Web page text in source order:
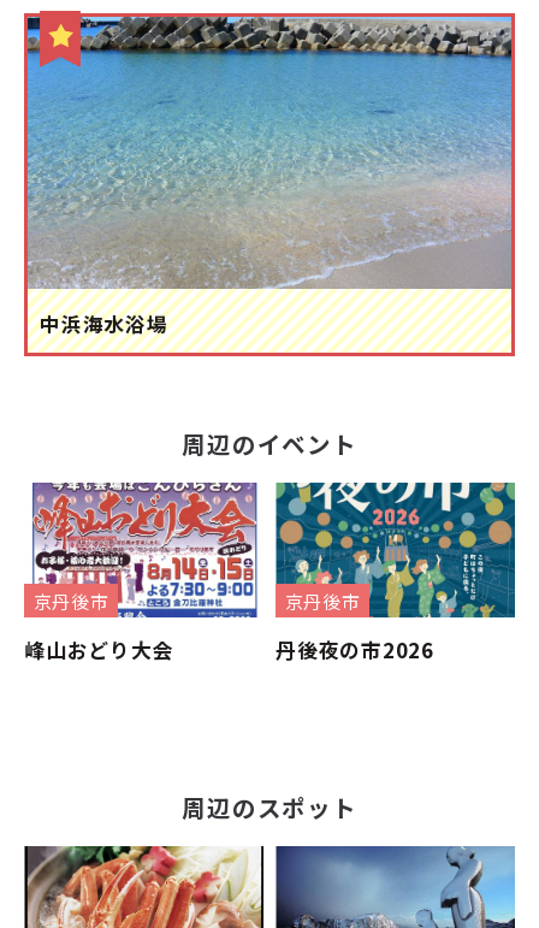
中浜海水浴場
周辺のイベント
京丹後市
峰山おどり大会
京丹後市
丹後夜の市2026
周辺のスポット